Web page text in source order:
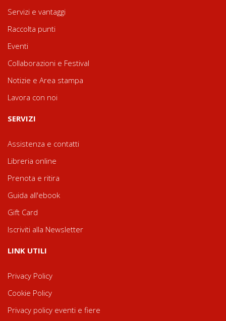
Servizi e vantaggi
Raccolta punti
Eventi
Collaborazioni e Festival
Notizie e Area stampa
Lavora con noi
SERVIZI
Assistenza e contatti
Libreria online
Prenota e ritira
Guida all'ebook
Gift Card
Iscriviti alla Newsletter
LINK UTILI
Privacy Policy
Cookie Policy
Privacy policy eventi e fiere